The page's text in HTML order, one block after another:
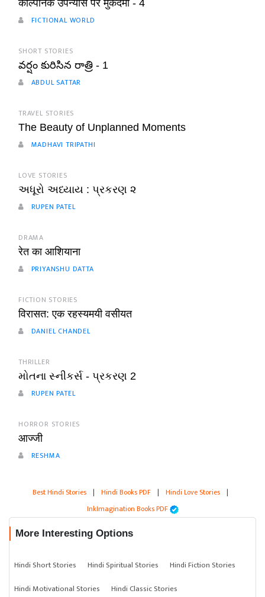
काल्पनिक उपन्यास पर मुकदमा - 4
FICTIONAL WORLD
SHORT STORIES
వర్షం కురిసిన రాత్రి - 1
ABDUL SATTAR
TRAVEL STORIES
The Beauty of Unplanned Moments
MADHAVI TRIPATHI
LOVE STORIES
અધૂરો અધ્યાય : પ્રકરણ ૨
RUPEN PATEL
DRAMA
रेत का आशियाना
PRIYANSHU DATTA
FICTION STORIES
विरासत: एक रहस्यमयी वसीयत
DANIEL CHANDEL
THRILLER
મોતના સ્નીકર્સ - પ્રકરણ 2
RUPEN PATEL
HORROR STORIES
आज्जी
RESHMA
Best Hindi Stories | Hindi Books PDF | Hindi Love Stories |
InkImagination Books PDF
More Interesting Options
Hindi Short Stories Hindi Spiritual Stories
Hindi Fiction Stories
Hindi Motivational Stories
Hindi Classic Stories